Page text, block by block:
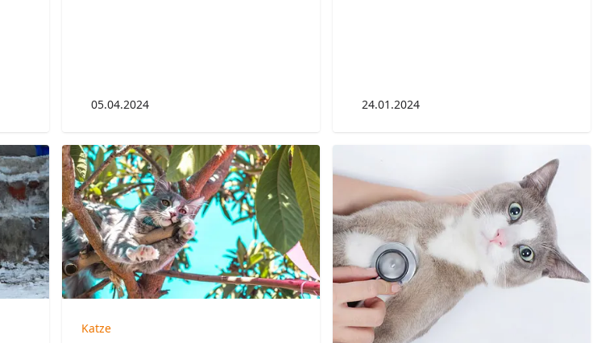
05.04.2024 24.01.2024
Katze